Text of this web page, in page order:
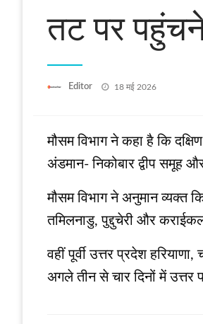
तट पर
Editor
Posted
18 मई 2026
मौसम विभाग ने कहा है कि
अंडमान- निकोबार द्वीप
मौसम विभाग ने अनुमान व्‍यक्‍त
तमिलनाडु, पुद्दुचेरी और
वहीं पूर्वी उत्तर प्रदेश
अगले तीन से चार दिनों में उत्तर